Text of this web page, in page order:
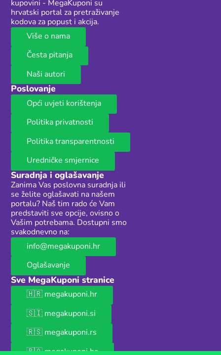
kupovini - MegaKuponi su
hrvatski portal za pretraživanje
kodova za popust i akcija.
Više o nama
Česta pitanja
Naši autori
Poslovanje
Opći uvjeti korištenja
Politika privatnosti
Politika transparentnosti
Uredničke smjernice
Suradnja i oglašavanje
Zanima Vas poslovna suradnja ili
se želite oglašavati na našem
portalu? Naš tim rado će Vam
predstaviti sve opcije, ovisno o
Vašim potrebama. Dostupni smo
svakodnevno na:
info@megakuponi.hr
Oglašavanje
Sve MegaKuponi stranice
🇭🇷 megakuponi.hr
🇸🇮 megakuponi.si
🇷🇸 megakuponi.rs
🇧🇦 megakuponi.ba